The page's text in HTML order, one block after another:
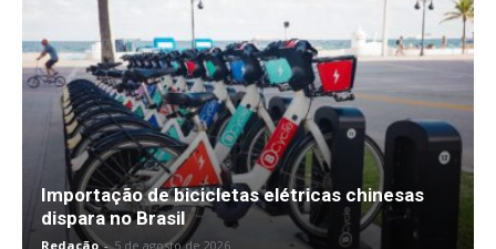
Importação de bicicletas elétricas chinesas
dispara no Brasil
Redação - 5 de agosto de 2026